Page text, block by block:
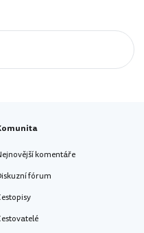
komentáře
fórum